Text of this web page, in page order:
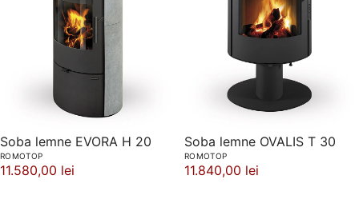
Soba lemne EVORA H 20
ROMOTOP
11.580,00 lei
Soba lemne OVALIS T 30
ROMOTOP
11.840,00 lei